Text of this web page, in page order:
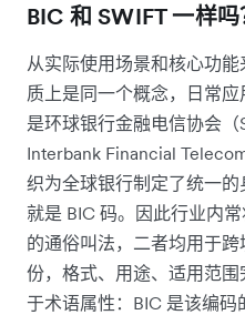
BIC 和 SWIFT 一样吗
从实际使用场景和核心功
质上是同一个概念，日常
是环球银行金融电信协会
Interbank Financial
织为全球银行制定了统一
就是 BIC 码。因此行业内常
的通俗叫法，二者均用于
份，格式、用途、适用范
于术语属性：BIC 是该编码